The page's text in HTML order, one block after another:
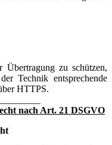
zu schützen,
Technik entsprechende
HTTPS.
nach Art. 21 DSGVO